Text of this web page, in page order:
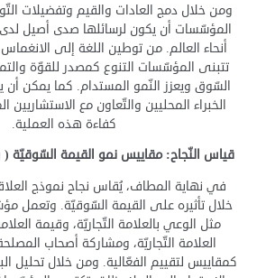
ومن خلال دمج العادات والقيم وتفضيلات
المؤسّسات أن يكون لرسائلها صدى أصيل
أنحاء العالم. من توطين اللغة إلى
تتبنى المؤسّسات التنوع كمصدر للقوّة
السّوق ويعزز النّمو المستدام. كما يمكن
الخبراء المحليين والتّعاون مع
كفاءة هذه العملية.
قياس النّجاح: مقاييس نمو القيمة السّوقيّة
في نهاية المطاف، يُقاس نجاح نموذج
خلال تأثيره على القيمة السّوقيّة. وتعمل
مثل الوعي بالعلامة التّجاريّة، وقيمة
العلامة التّجاريّة، ومشاركة أصحاب
كمقاييس لتقييم الفعّالية. ومن خلال تحليل